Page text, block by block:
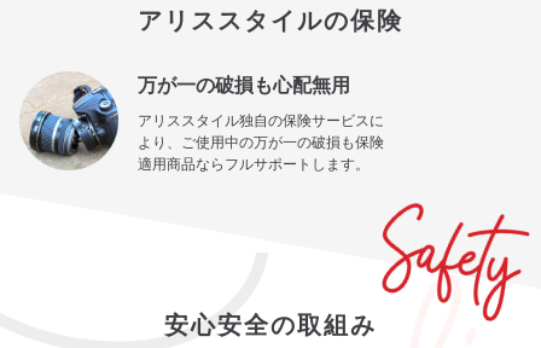
アリススタイルの保険
万が一の破損も心配無用
アリススタイル独自の保険サービスに
より、ご使用中の万が一の破損も保険
適用商品ならフルサポートします。
安心安全の取組み